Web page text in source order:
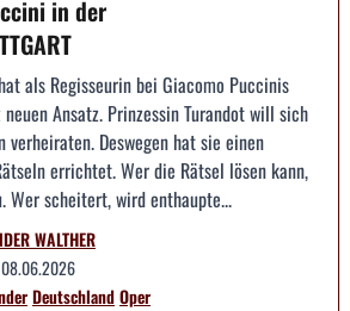
in der
als Regisseurin bei Giacomo Puccinis
neuen Ansatz. Prinzessin Turandot will sich
Deswegen hat sie einen
errichtet. Wer die Rätsel lösen kann,
Wer scheitert, wird enthaupte...
WALTHER
08.06.2026
DeutschlandOper